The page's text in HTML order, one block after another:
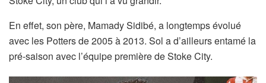
En effet, son père, Mamady Sidibé, a longtemps évolué
avec les Potters de 2005 à 2013. Sol a d’ailleurs entamé la
pré-saison avec l’équipe première de Stoke City.